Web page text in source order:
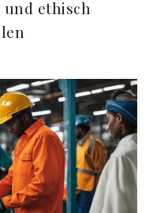
ethisch